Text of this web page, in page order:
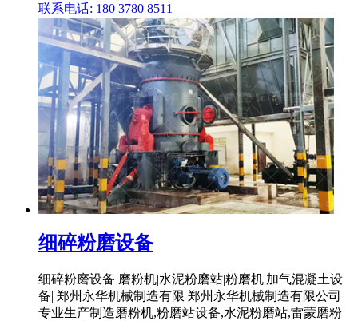
联系电话: 180 3780 8511
细碎粉磨设备
细碎粉磨设备 磨粉机|水泥粉磨站|粉磨机|加气混凝土设
备| 郑州永华机械制造有限 郑州永华机械制造有限公司
专业生产制造磨粉机,粉磨站设备,水泥粉磨站,雷蒙磨粉